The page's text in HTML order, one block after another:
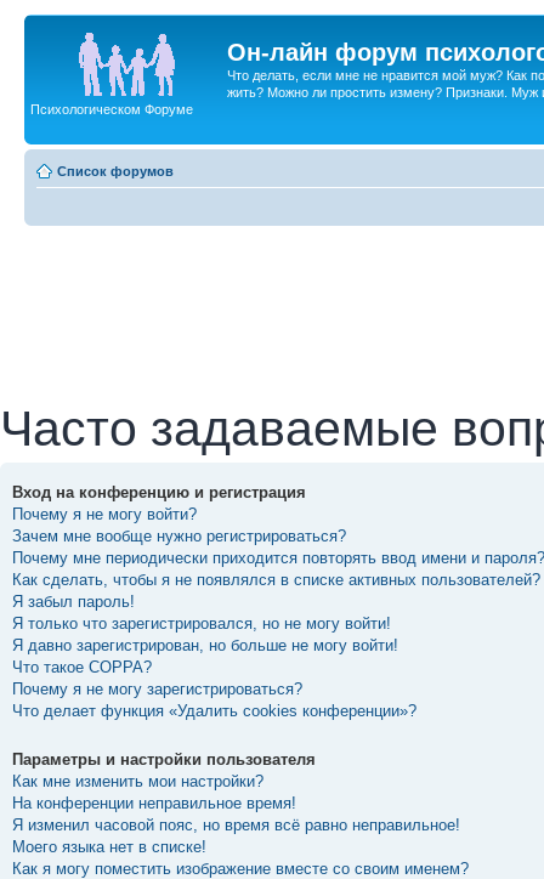
Он-лайн форум
Что делать, если мне не нравится мой муж? Как
жить? Можно ли простить измену? Признаки. Муж
Психологическом Форуме
Список форумов
Часто задаваемые
Вход на конференцию и регистрация
Почему я не могу войти?
Зачем мне вообще нужно регистрироваться?
Почему мне периодически приходится повторять ввод имени и пароля?
Как сделать, чтобы я не появлялся в списке активных пользователей?
Я забыл пароль!
Я только что зарегистрировался, но не могу войти!
Я давно зарегистрирован, но больше не могу войти!
Что такое COPPA?
Почему я не могу зарегистрироваться?
Что делает функция «Удалить cookies конференции»?
Параметры и настройки пользователя
Как мне изменить мои настройки?
На конференции неправильное время!
Я изменил часовой пояс, но время всё равно неправильное!
Моего языка нет в списке!
Как я могу поместить изображение вместе со своим именем?